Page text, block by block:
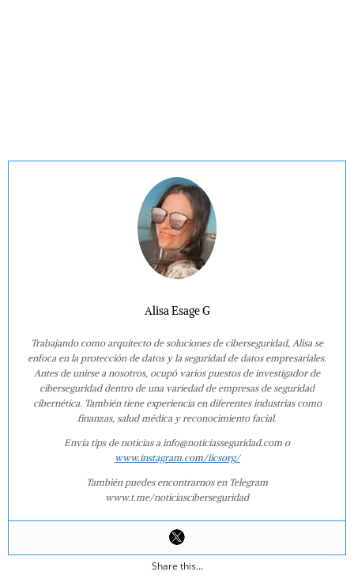
Alisa Esage G
Trabajando como arquitecto de soluciones de ciberseguridad, Alisa se
enfoca en la protección de datos y la seguridad de datos empresariales.
Antes de unirse a nosotros, ocupó varios puestos de investigador de
ciberseguridad dentro de una variedad de empresas de seguridad
cibernética. También tiene experiencia en diferentes industrias como
finanzas, salud médica y reconocimiento facial.
Envía tips de noticias a info@noticiasseguridad.com o
www.instagram.com/iicsorg/
También puedes encontrarnos en Telegram
www.t.me/noticiasciberseguridad
Share this...